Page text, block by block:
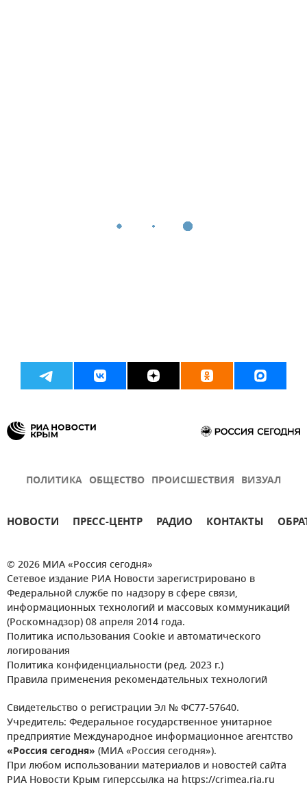
ПОЛИТИКА ОБЩЕСТВО ПРОИСШЕСТВИЯ ВИЗУАЛ
НОВОСТИ ПРЕСС-ЦЕНТР РАДИО КОНТАКТЫ
© 2026 МИА «Россия сегодня»
Сетевое издание РИА Новости зарегистрировано в
Федеральной службе по надзору в сфере связи,
информационных технологий и массовых коммуникаций
(Роскомнадзор) 08 апреля 2014 года.
Политика использования Cookie и автоматического
логирования
Политика конфиденциальности (ред. 2023 г.)
Правила применения рекомендательных технологий
Свидетельство о регистрации Эл № ФС77-57640.
Учредитель: Федеральное государственное унитарное
предприятие Международное информационное агентство
«Россия сегодня» (МИА «Россия сегодня»).
При любом использовании материалов и новостей сайта
РИА Новости Крым гиперссылка на https://crimea.ria.ru